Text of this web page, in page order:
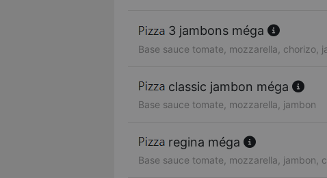
3 jambons méga
Base sauce tomate, mozzarella, chorizo,
classic jambon méga
Base sauce tomate, mozzarella, jambon
regina méga
Base sauce tomate, mozzarella, jambon,